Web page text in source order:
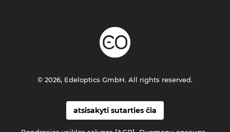
atsisakyti sutarties čia
© 2026, Edeloptics GmbH. All rights reserved.